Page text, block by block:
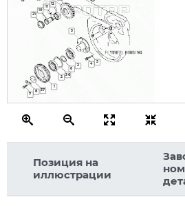
1
2
2
3
4
5
6
7
8
10
11
12
21
36
37
Позиция на
иллюстрации